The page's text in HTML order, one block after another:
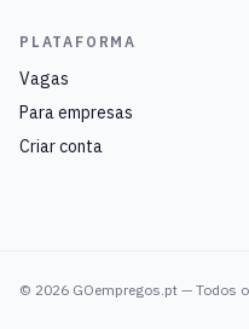
PLATAFORMA
Vagas
Para empresas
Criar conta
© 2026 GOempregos.pt — Todos